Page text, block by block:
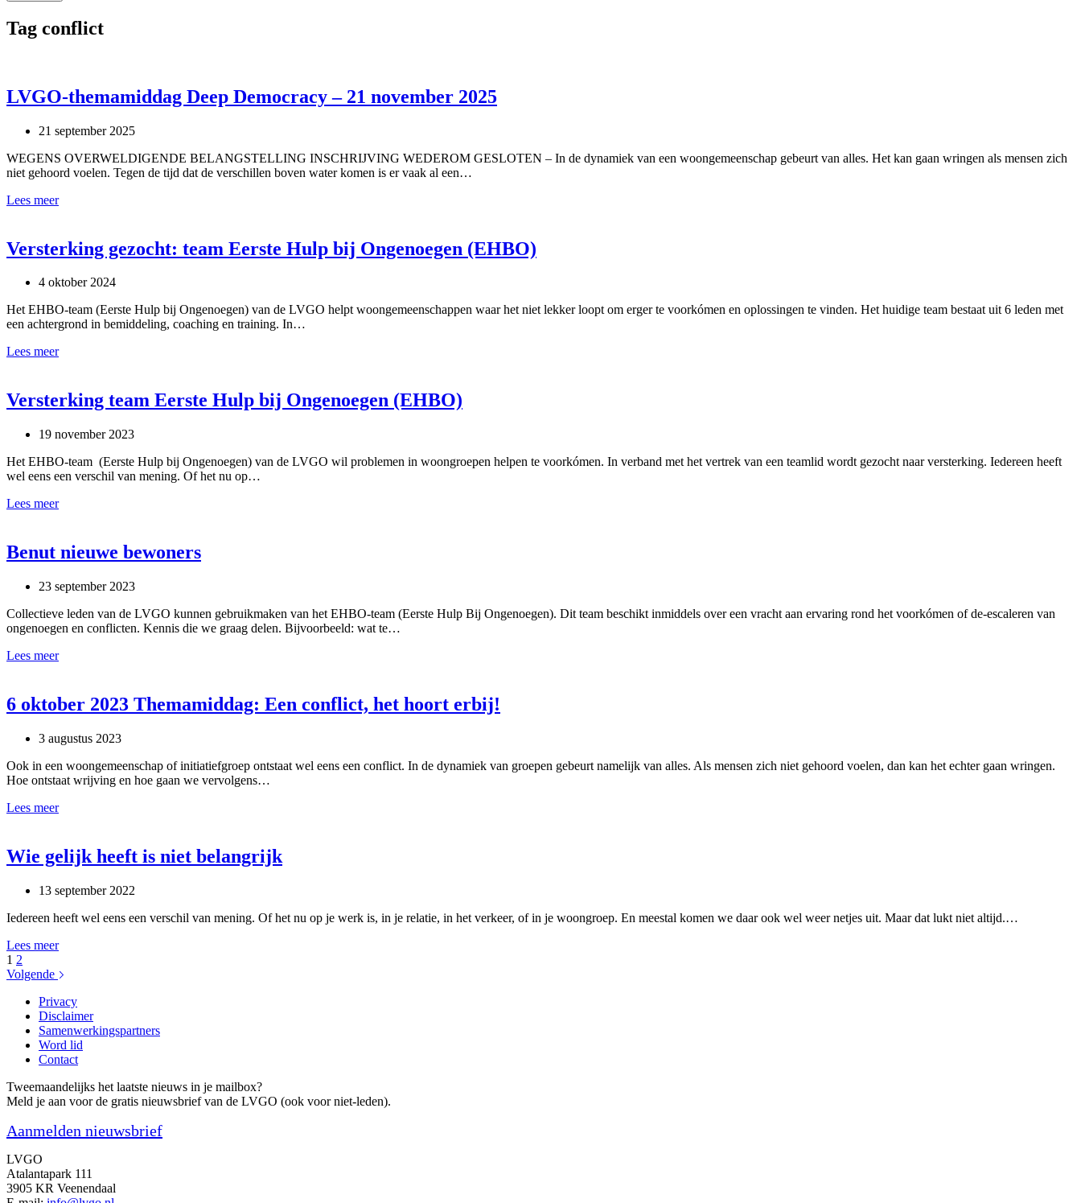
Tag conflict
LVGO-themamiddag Deep Democracy – 21 november 2025
21 september 2025
WEGENS OVERWELDIGENDE BELANGSTELLING INSCHRIJVING WEDEROM GESLOTEN – In de dynamiek van een woongemeenschap gebeurt van alles. Het kan gaan wringen als mensen zich
niet gehoord voelen. Tegen de tijd dat de verschillen boven water komen is er vaak al een…
Lees meerLVGO-
Democracy
–
november
Versterking gezocht: team Eerste Hulp bij Ongenoegen (EHBO)
4 oktober 2024
Het EHBO-team (Eerste Hulp bij Ongenoegen) van de LVGO helpt woongemeenschappen waar het niet lekker loopt om erger te voorkómen en oplossingen te vinden. Het huidige team bestaat uit 6 leden met
een achtergrond in bemiddeling, coaching en training. In…
Lees meerVersterking
Eerste
Hulp
Ongenoegen
Versterking team Eerste Hulp bij Ongenoegen (EHBO)
19 november 2023
Het EHBO-team (Eerste Hulp bij Ongenoegen) van de LVGO wil problemen in woongroepen helpen te voorkómen. In verband met het vertrek van een teamlid wordt gezocht naar versterking. Iedereen heeft
wel eens een verschil van mening. Of het nu op…
Lees meerVersterking
Hulp
bij
(EHBO)
Benut nieuwe bewoners
23 september 2023
Collectieve leden van de LVGO kunnen gebruikmaken van het EHBO-team (Eerste Hulp Bij Ongenoegen). Dit team beschikt inmiddels over een vracht aan ervaring rond het voorkómen of de-escaleren van
ongenoegen en conflicten. Kennis die we graag delen. Bijvoorbeeld: wat te…
Lees meerBenut
6 oktober 2023 Themamiddag: Een conflict, het hoort erbij!
3 augustus 2023
Ook in een woongemeenschap of initiatiefgroep ontstaat wel eens een conflict. In de dynamiek van groepen gebeurt namelijk van alles. Als mensen zich niet gehoord voelen, dan kan het echter gaan wringen.
Hoe ontstaat wrijving en hoe gaan we vervolgens…
Lees meer6
Themamiddag:
Een
het
erbij!
Wie gelijk heeft is niet belangrijk
13 september 2022
Iedereen heeft wel eens een verschil van mening. Of het nu op je werk is, in je relatie, in het verkeer, of in je woongroep. En meestal komen we daar ook wel weer netjes uit. Maar dat lukt niet altijd.…
Lees meerWie
heeft
niet
belangrijk
1 2
Volgende
Privacy
Disclaimer
Samenwerkingspartners
Word lid
Contact
Tweemaandelijks het laatste nieuws in je mailbox?
Meld je aan voor de gratis nieuwsbrief van de LVGO (ook voor niet-leden).
Aanmelden nieuwsbrief
LVGO
Atalantapark 111
3905 KR Veenendaal